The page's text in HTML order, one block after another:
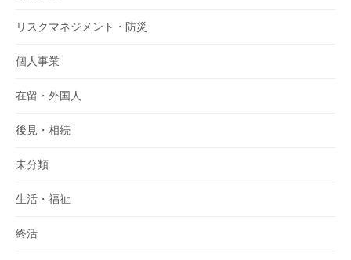
リスクマネジメント・防災
個人事業
在留・外国人
後見・相続
未分類
生活・福祉
終活